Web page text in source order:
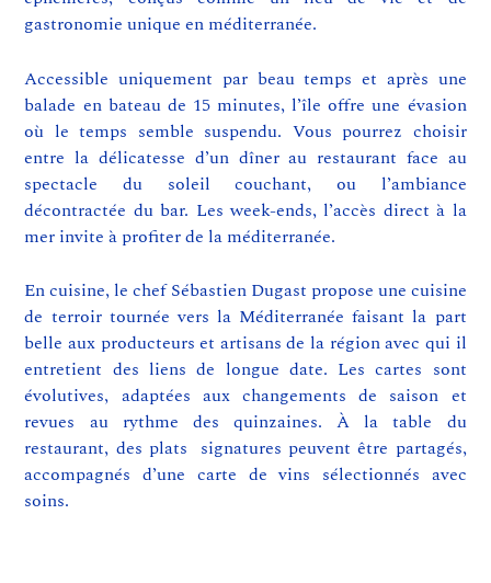
gastronomie unique en méditerranée.
Accessible uniquement par beau temps et après une
balade en bateau de 15 minutes, l’île offre une évasion
où le temps semble suspendu. Vous pourrez choisir
entre la délicatesse d’un dîner au restaurant face au
spectacle du soleil couchant, ou l’ambiance
décontractée du bar. Les week-ends, l’accès direct à la
mer invite à profiter de la méditerranée.
En cuisine, le chef Sébastien Dugast propose une cuisine
de terroir tournée vers la Méditerranée faisant la part
belle aux producteurs et artisans de la région avec qui il
entretient des liens de longue date. Les cartes sont
évolutives, adaptées aux changements de saison et
revues au rythme des quinzaines. À la table du
restaurant, des plats signatures peuvent être partagés,
accompagnés d’une carte de vins sélectionnés avec
soins.